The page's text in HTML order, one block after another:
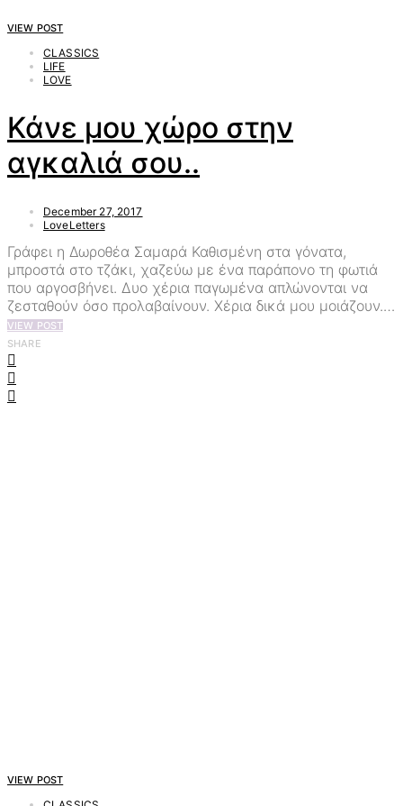
VIEW POST
CLASSICS
LIFE
LOVE
Κάνε μου χώρο στην
αγκαλιά σου..
December 27, 2017
LoveLetters
Γράφει η Δωροθέα Σαμαρά Καθισμένη στα γόνατα,
μπροστά στο τζάκι, χαζεύω με ένα παράπονο τη φωτιά
που αργοσβήνει. Δυο χέρια παγωμένα απλώνονται να
ζεσταθούν όσο προλαβαίνουν. Χέρια δικά μου μοιάζουν.…
VIEW POST
SHARE
VIEW POST